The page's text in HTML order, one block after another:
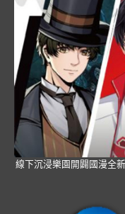
線下沉浸樂園開闢國漫全